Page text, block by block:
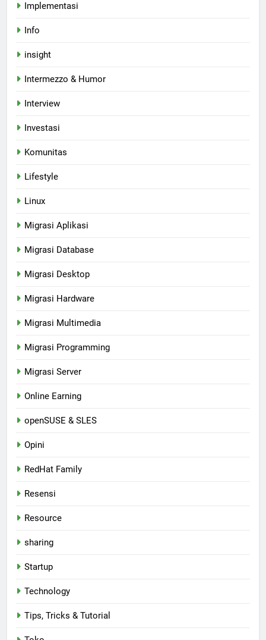
Implementasi
Info
insight
Intermezzo & Humor
Interview
Investasi
Komunitas
Lifestyle
Linux
Migrasi Aplikasi
Migrasi Database
Migrasi Desktop
Migrasi Hardware
Migrasi Multimedia
Migrasi Programming
Migrasi Server
Online Earning
openSUSE & SLES
Opini
RedHat Family
Resensi
Resource
sharing
Startup
Technology
Tips, Tricks & Tutorial